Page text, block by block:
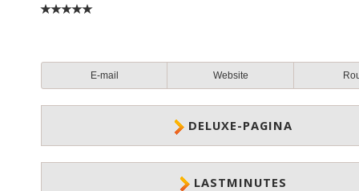
E-mail Website
DELUXE-PAGINA
LASTMINUTES